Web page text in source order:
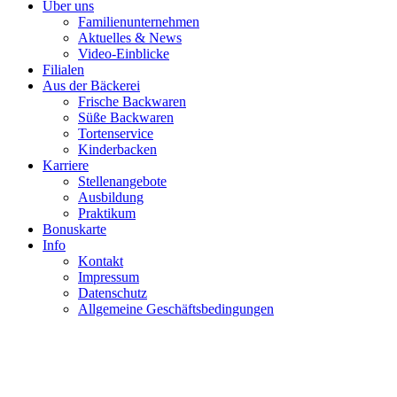
Über uns
Familienunternehmen
Aktuelles & News
Video-Einblicke
Filialen
Aus der Bäckerei
Frische Backwaren
Süße Backwaren
Tortenservice
Kinderbacken
Karriere
Stellenangebote
Ausbildung
Praktikum
Bonuskarte
Info
Kontakt
Impressum
Datenschutz
Allgemeine Geschäftsbedingungen